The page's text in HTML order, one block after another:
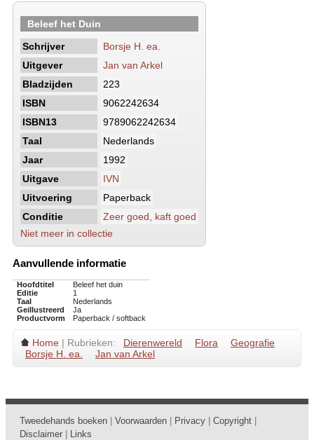
Beleef het Duin
Schrijver
Borsje H. ea.
Uitgever
Jan van Arkel
Bladzijden
223
ISBN
9062242634
ISBN13
9789062242634
Taal
Nederlands
Jaar
1992
Uitgave
IVN
Uitvoering
Paperback
Conditie
Zeer goed, kaft goed
Niet meer in collectie
Aanvullende informatie
Hoofdtitel
Beleef het duin
Editie
1
Taal
Nederlands
Geillustreerd
Ja
Productvorm
Paperback / softback
Home | Rubrieken: Dierenwereld Flora
Geografie
Borsje H. ea.
Jan van Arkel
Tweedehands boeken Voorwaarden Privacy Copyright
Disclaimer
Links